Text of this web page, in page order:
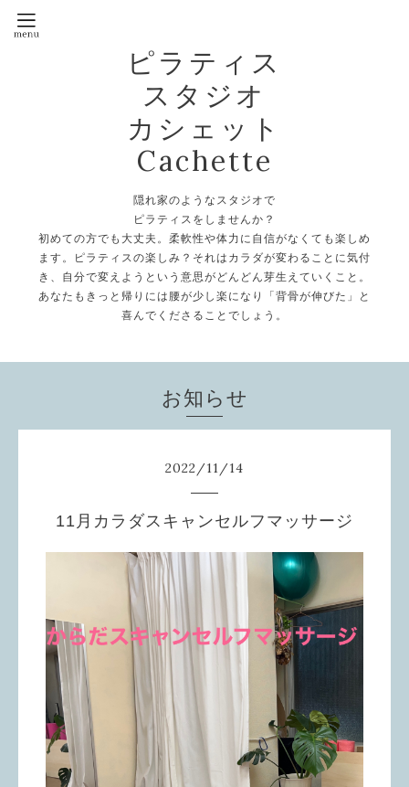
ピラティス
スタジオ
カシェット
Cachette
隠れ家のようなスタジオで
ピラティスをしませんか？
初めての方でも大丈夫。柔軟性や体力に自信がなくても楽しめ
ます。ピラティスの楽しみ？それはカラダが変わることに気付
き、自分で変えようという意思がどんどん芽生えていくこと。
あなたもきっと帰りには腰が少し楽になり「背骨が伸びた」と
喜んでくださることでしょう。
お知らせ
2022/11/14
11月カラダスキャンセルフマッサージ